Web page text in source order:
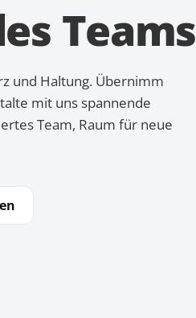
Teams
und Haltung. Übernimm
mit uns spannende
Team, Raum für neue